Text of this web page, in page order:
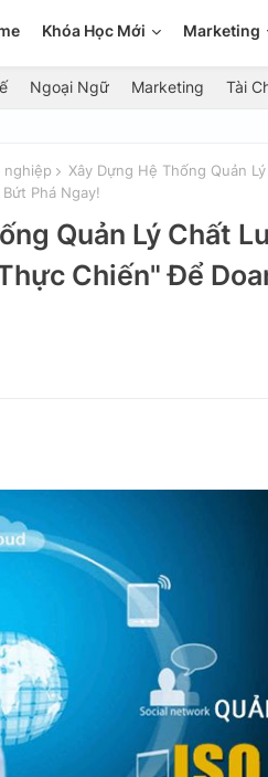
Khóa Học Mới Marketing
Ngoại Ngữ Marketing Tài
nghiệp
Xây Dựng Hệ Thống Quản
Phá Ngay!
Quản Lý Chất
Chiến" Để